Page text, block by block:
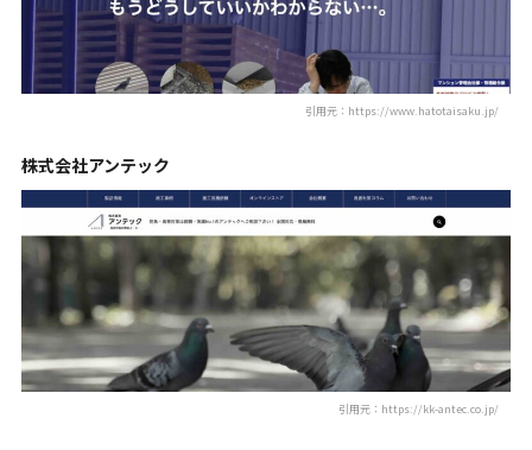
引用元：https://www.hatotaisaku.jp/
株式会社アンテック
引用元：https://kk-antec.co.jp/